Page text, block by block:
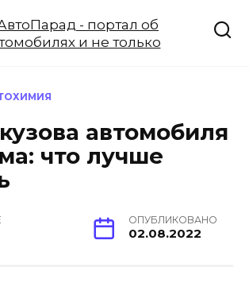
автомобиля
что лучше
ОПУБЛИКОВАНО
02.08.2022